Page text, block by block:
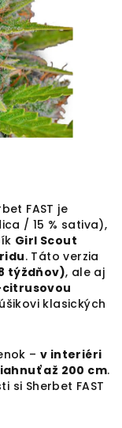
FAST je
/ 15 % sativa),
Girl Scout
. Táto verzia
týždňov), ale aj
klasických
– v interiéri
až 200 cm.
Sherbet FAST